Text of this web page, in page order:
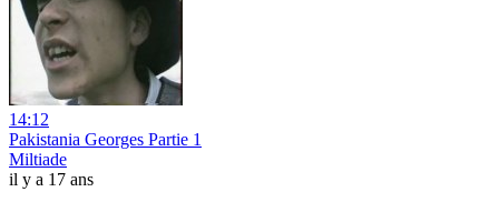
14:12
Pakistania Georges Partie 1
Miltiade
il y a 17 ans